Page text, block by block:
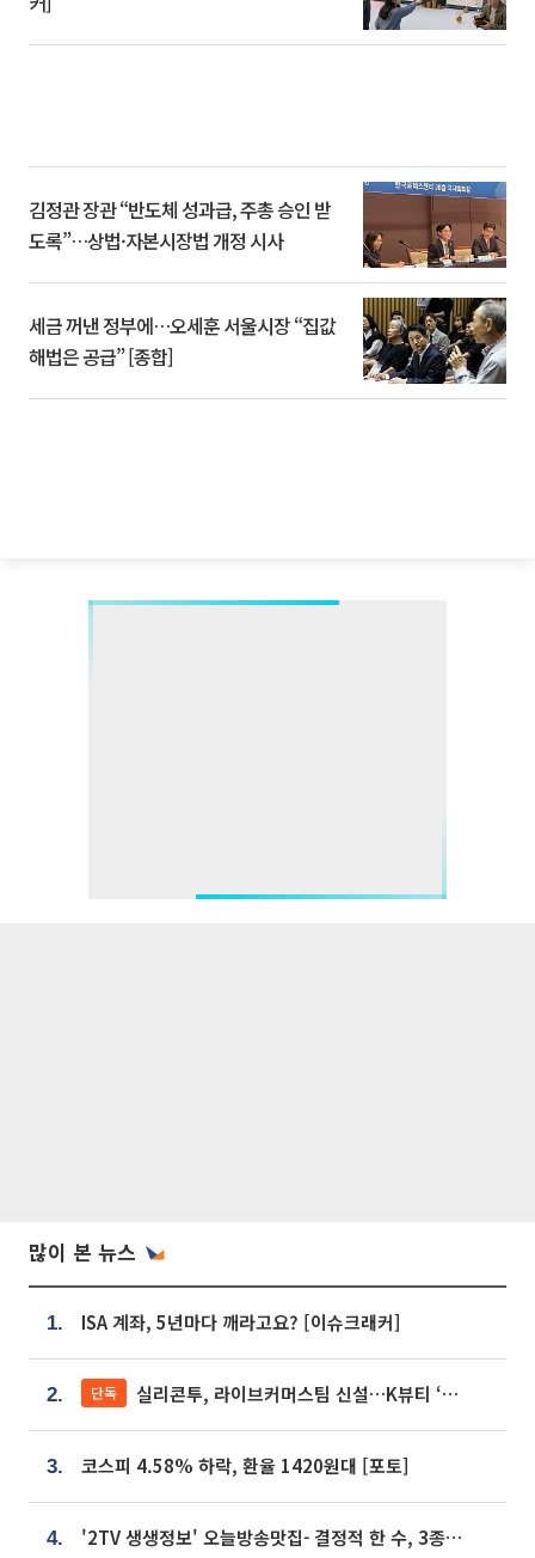
김정관 장관 “반도체 성과급, 주총 승인 받
도록”…상법·자본시장법 개정 시사
세금 꺼낸 정부에…오세훈 서울시장 “집값
해법은 공급” [종합]
많이 본 뉴스
1. ISA 계좌, 5년마다 깨라고요? [이슈크래커]
2. 단독 실리콘투, 라이브커머스팀 신설…K뷰티 ‘글로벌 판매망’ 확대[K뷰티 라방戰]
3. 코스피 4.58% 하락, 환율 1420원대 [포토]
4. '2TV 생생정보' 오늘방송맛집- 결정적 한 수, 3종 메밀면! 메밀 소바 맛집 '의○○○○'